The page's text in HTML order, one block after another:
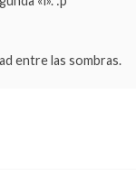
entre las sombras.